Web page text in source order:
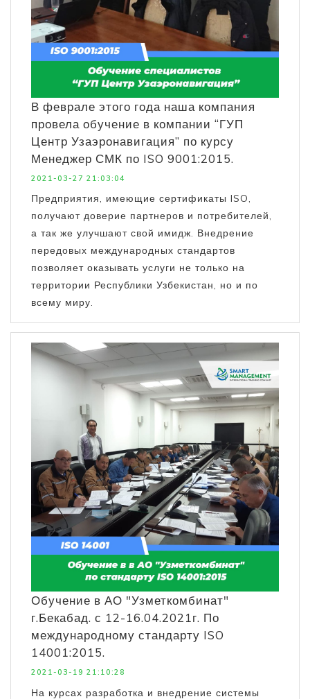
В феврале этого года наша компания
провела обучение в компании “ГУП
Центр Узаэронавигация” по курсу
Менеджер СМК по ISO 9001:2015.
2021-03-27 21:03:04
Предприятия, имеющие сертификаты ISO,
получают доверие партнеров и потребителей,
а так же улучшают свой имидж. Внедрение
передовых международных стандартов
позволяет оказывать услуги не только на
территории Республики Узбекистан, но и по
всему миру.
Обучение в АО "Узметкомбинат"
г.Бекабад. с 12-16.04.2021г. По
международному стандарту ISO
14001:2015.
2021-03-19 21:10:28
На курсах разработка и внедрение системы